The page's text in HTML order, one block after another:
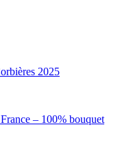
2025
– 100% bouquet